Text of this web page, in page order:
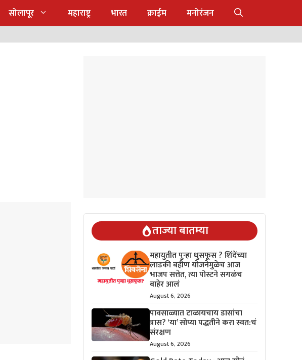
सोलापूर महाराष्ट्र भारत क्राईम मनोरंजन
ताज्या बातम्या
महायुतीत पुन्हा धुसफूस ? शिंदेंच्या
लाडकी बहीण योजनेमुळेच आज
भाजप सत्तेत, त्या पोस्टने सगळंच
बाहेर आलं
August 6, 2026
पावसाळ्यात टाळायचाय डासांचा
त्रास? ‘या’ सोप्या पद्धतीने करा स्वत:चं
संरक्षण
August 6, 2026